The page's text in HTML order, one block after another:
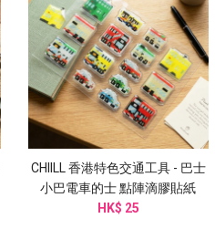
CHIILL 香港特色交通工具 - 巴士
小巴電車的士 點陣滴膠貼紙
HK$ 25